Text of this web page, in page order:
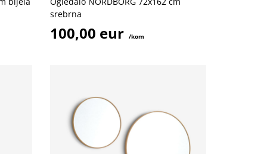
srebrna
100,00 eur /kom